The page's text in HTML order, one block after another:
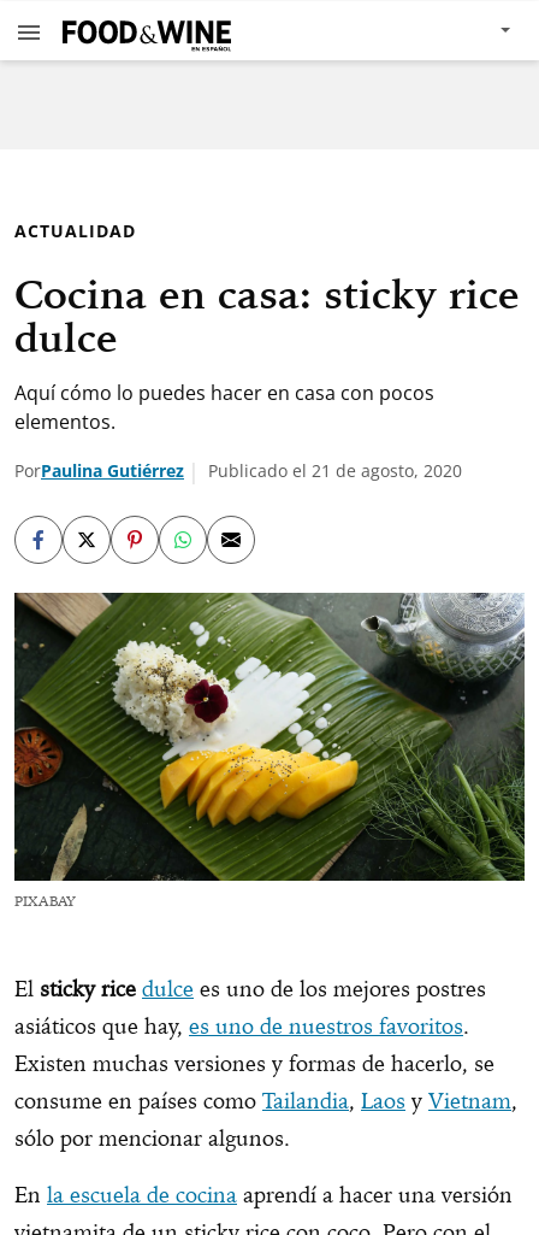
ACTUALIDAD
Cocina en casa: sticky rice
dulce
Aquí cómo lo puedes hacer en casa con pocos
elementos.
PorPaulina Gutiérrez Publicado el 21 de agosto, 2020
PIXABAY
El sticky rice dulce es uno de los mejores postres
asiáticos que hay, es uno de nuestros favoritos.
Existen muchas versiones y formas de hacerlo, se
consume en países como Tailandia, Laos y Vietnam,
sólo por mencionar algunos.
En la escuela de cocina aprendí a hacer una versión